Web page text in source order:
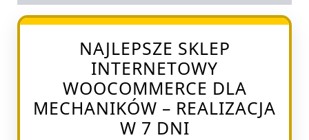
NAJLEPSZE SKLEP
INTERNETOWY
WOOCOMMERCE DLA
MECHANIKÓW – REALIZACJA
W 7 DNI